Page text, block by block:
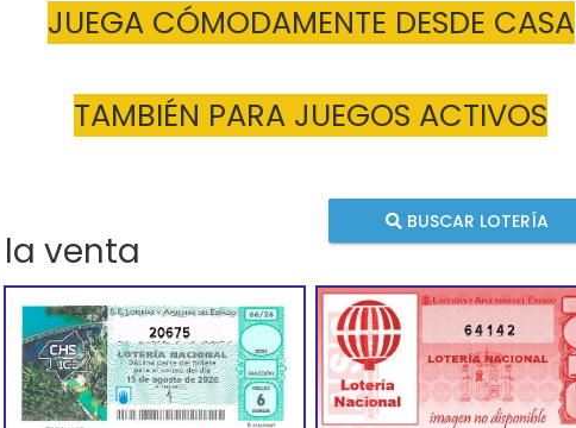
JUEGA CÓMODAMENTE DESDE CASA
TAMBIÉN PARA JUEGOS ACTIVOS
venta
BUSCAR LOTERÍA
20675 64142